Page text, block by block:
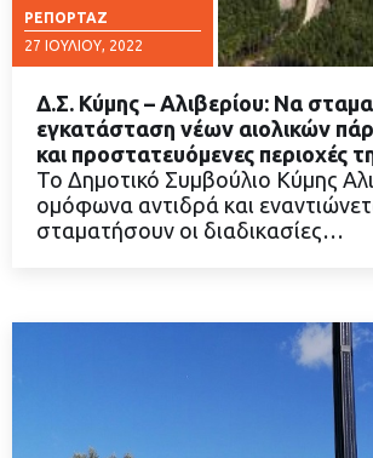
ΡΕΠΟΡΤΆΖ
27 ΙΟΥΛΊΟΥ, 2022
ΔΙΑΒΑΣΤΕ
Δ.Σ. Κύμης – Αλιβερίου: Να
εγκατάσταση νέων αιολικών
και προστατευόμενες περιοχές
Το Δημοτικό Συμβούλιο Κύμης
ομόφωνα αντιδρά και
σταματήσουν οι διαδικασίες…